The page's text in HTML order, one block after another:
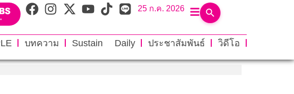
25 ก.ค. 2026
บทความ Sustain Daily ประชาสัมพันธ์
วิดีโอ